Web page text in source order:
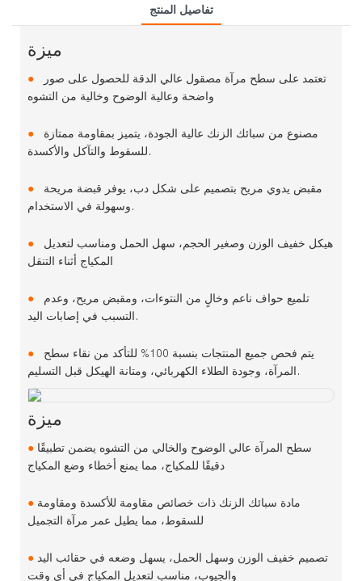
تفاصيل المنتج
ميزة
●
تعتمد على سطح مرآة مصقول عالي الدقة للحصول على صور
واضحة وعالية الوضوح وخالية من التشوه
●
مصنوع من سبائك الزنك عالية الجودة، يتميز بمقاومة ممتازة
للسقوط والتآكل والأكسدة.
●
مقبض يدوي مريح بتصميم على شكل دب، يوفر قبضة مريحة
وسهولة في الاستخدام.
●
هيكل خفيف الوزن وصغير الحجم، سهل الحمل ومناسب لتعديل
المكياج أثناء التنقل
●
التسبب في إصابات اليد.
●
المرآة، وجودة الطلاء الكهربائي، ومتانة الهيكل قبل التسليم.
ميزة
● سطح المرآة عالي الوضوح والخالي من التشوه يضمن تطبيقًا
دقيقًا للمكياج، مما يمنع أخطاء وضع المكياج
● مادة سبائك الزنك ذات خصائص مقاومة للأكسدة ومقاومة
للسقوط، مما يطيل عمر مرآة التجميل
● تصميم خفيف الوزن وسهل الحمل، يسهل وضعه في حقائب اليد
والجيوب، مناسب لتعديل المكياج في أي وقت